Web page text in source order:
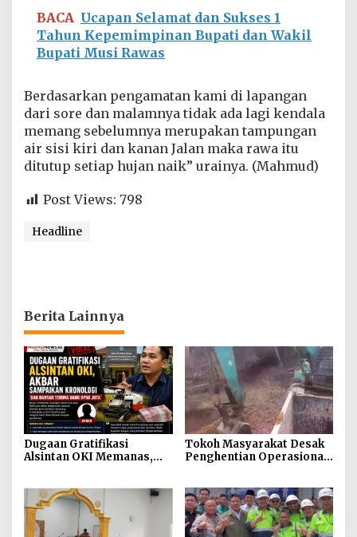
BACA Ucapan Selamat dan Sukses 1
Tahun Kepemimpinan Bupati dan Wakil
Bupati Musi Rawas
Berdasarkan pengamatan kami di lapangan
dari sore dan malamnya tidak ada lagi kendala
memang sebelumnya merupakan tampungan
air sisi kiri dan kanan Jalan maka rawa itu
ditutup setiap hujan naik” urainya. (Mahmud)
Post Views: 798
Headline
Berita Lainnya
Dugaan Gratifikasi
Alsintan OKI Memanas,
Tokoh Masyarakat Desak
Penghentian Operasional
Siarak, Desa Tanah Abang